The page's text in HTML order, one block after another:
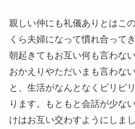
親しい仲にも礼儀ありとはこ
くら夫婦になって慣れ合って
朝起きてもお互い何も言わな
おかえりやただいまも言わな
と、生活がなんとなくピリピ
ります。もともと会話が少な
けはお互い交わすようにしまし